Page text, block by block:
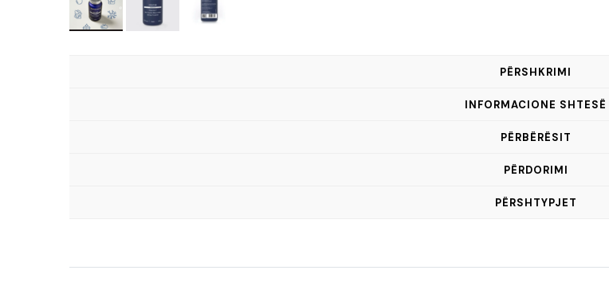
PËRSHKRIMI
INFORMACIONE SHTESË
PËRBËRËSIT
PËRDORIMI
PËRSHTYPJET